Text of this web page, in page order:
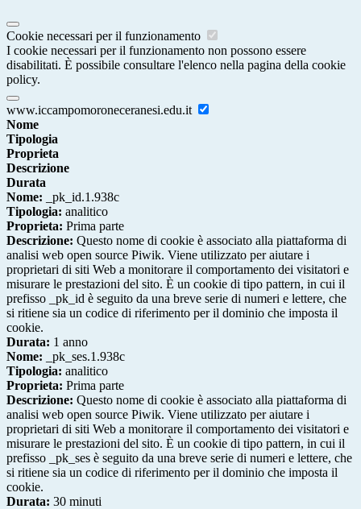
Cookie necessari per il funzionamento
I cookie necessari per il funzionamento non possono essere
disabilitati. È possibile consultare l'elenco nella pagina della cookie
policy.
www.iccampomoroneceranesi.edu.it
Nome
Tipologia
Proprieta
Descrizione
Durata
Nome: _pk_id.1.938c
Tipologia: analitico
Proprieta: Prima parte
Descrizione: Questo nome di cookie è associato alla piattaforma di
analisi web open source Piwik. Viene utilizzato per aiutare i
proprietari di siti Web a monitorare il comportamento dei visitatori e
misurare le prestazioni del sito. È un cookie di tipo pattern, in cui il
prefisso _pk_id è seguito da una breve serie di numeri e lettere, che
si ritiene sia un codice di riferimento per il dominio che imposta il
cookie.
Durata: 1 anno
Nome: _pk_ses.1.938c
Tipologia: analitico
Proprieta: Prima parte
Descrizione: Questo nome di cookie è associato alla piattaforma di
analisi web open source Piwik. Viene utilizzato per aiutare i
proprietari di siti Web a monitorare il comportamento dei visitatori e
misurare le prestazioni del sito. È un cookie di tipo pattern, in cui il
prefisso _pk_ses è seguito da una breve serie di numeri e lettere, che
si ritiene sia un codice di riferimento per il dominio che imposta il
cookie.
Durata: 30 minuti